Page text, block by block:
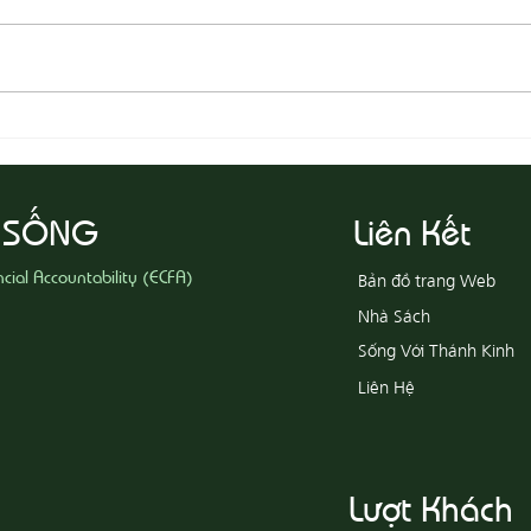
Ác
Accountability (ECFA)
Liên Kết
Bản đồ trang Web
Nhà Sách
Sống Với Thánh Kinh
Liên Hệ
Lượt Khách